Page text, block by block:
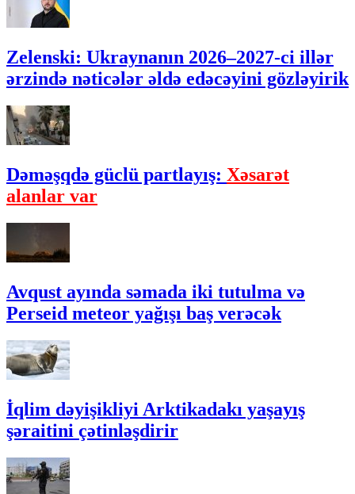
Zelenski: Ukraynanın 2026–2027-ci illər
ərzində nəticələr əldə edəcəyini gözləyirik
Dəməşqdə güclü partlayış: Xəsarət
alanlar var
Avqust ayında səmada iki tutulma və
Perseid meteor yağışı baş verəcək
İqlim dəyişikliyi Arktikadakı yaşayış
şəraitini çətinləşdirir